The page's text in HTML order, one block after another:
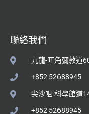
聯絡我們
九龍-旺角彌敦道
+852 52688945
尖沙咀-科學館道
+852 52688945